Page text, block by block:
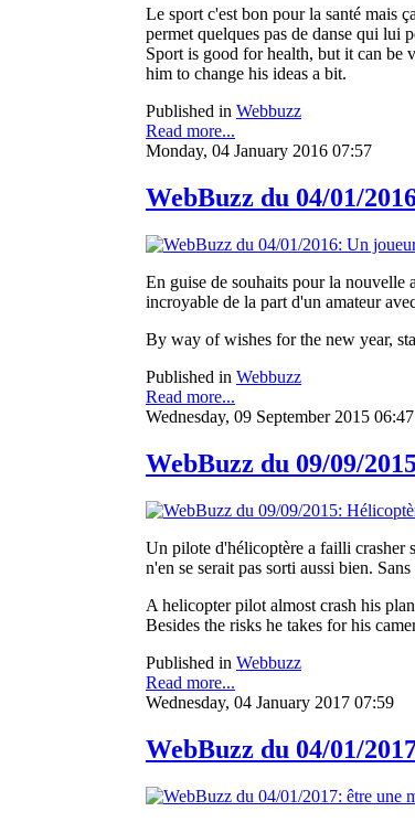
Le sport c'est bon pour la santé mais
permet quelques pas de danse qui lui
Sport is good for health, but it can be
him to change his ideas a bit.
Published in Webbuzz
Read more...
Monday, 04 January 2016 07:57
WebBuzz du 04/01/
En guise de souhaits pour la nouvelle
incroyable de la part d'un amateur
By way of wishes for the new year,
Published in Webbuzz
Read more...
Wednesday, 09 September 2015 06:47
WebBuzz du 09/09/
Un pilote d'hélicoptère a failli crasher
n'en se serait pas sorti aussi bien.
A helicopter pilot almost crash his
Besides the risks he takes for his
Published in Webbuzz
Read more...
Wednesday, 04 January 2017 07:59
WebBuzz du 04/01/